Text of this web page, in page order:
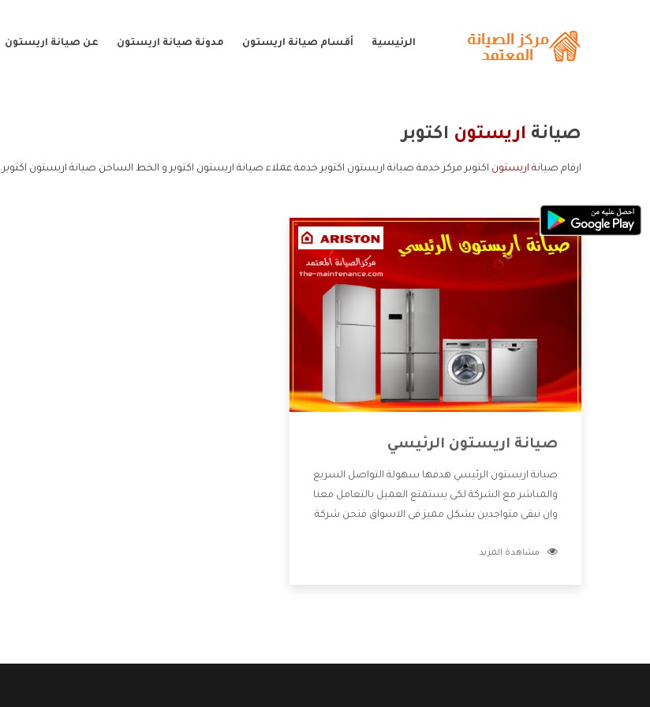
الرئيسية أقسام صيانة اريستون مدونة صيانة اريستون عن صيانة اريستون
صيانة اريستون اكتوبر
ارقام صيانة اريستون اكتوبر مركز خدمة صيانة اريستون اكتوبر خدمة عملاء صيانة اريستون اكتوبر و الخط الساخن صيانة اريستون اكتوبر.
صيانة اريستون الرئيسي
صيانة اريستون الرئيسي هدفها سهولة التواصل السريع
والمباشر مع الشركة لكى يستمتع العميل بالتعامل معنا
وان نبقى متواجدين بشكل مميز فى الاسواق فنحن شركة
بالخدمات التى تنفرد الشركة بها والتى تكون منها خدمة
مشاهدة المزيد